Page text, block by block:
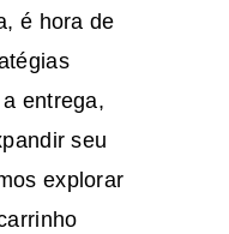
é hora de
entrega,
seu
explorar